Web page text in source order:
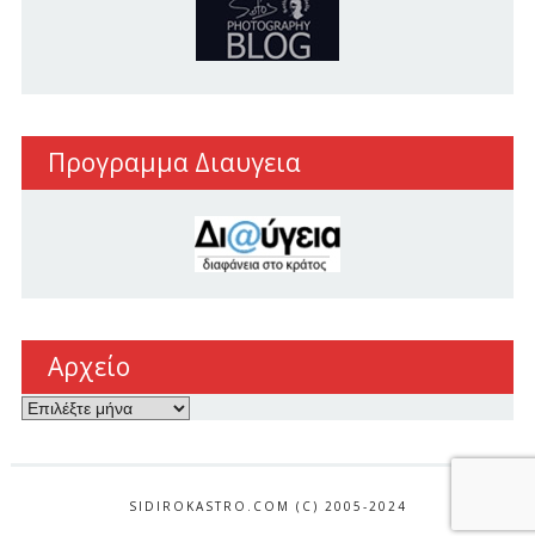
Προγραμμα Διαυγεια
Αρχείο
Αρχείο
SIDIROKASTRO.COM (C) 2005-2024